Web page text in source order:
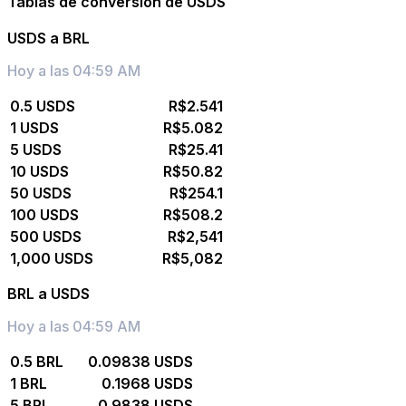
USDS a BRL
Hoy a las 04:59 AM
0.5 USDS
R$2.541
1 USDS
R$5.082
5 USDS
R$25.41
10 USDS
R$50.82
50 USDS
R$254.1
100 USDS
R$508.2
500 USDS
R$2,541
1,000 USDS
R$5,082
BRL a USDS
Hoy a las 04:59 AM
0.5 BRL
0.09838 USDS
1 BRL
0.1968 USDS